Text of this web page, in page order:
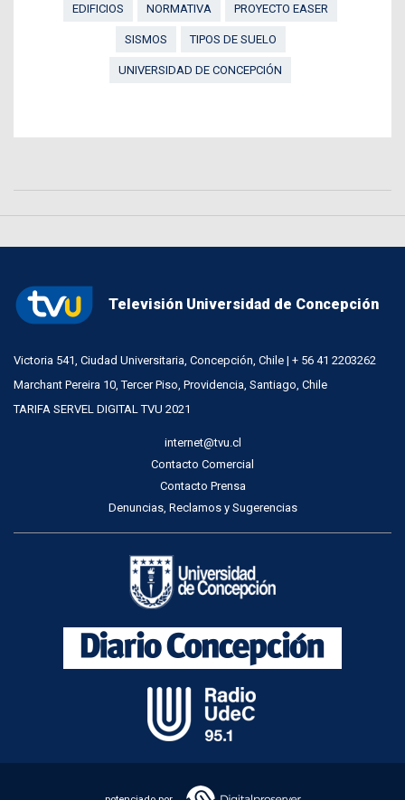
EDIFICIOS NORMATIVA PROYECTO EASER
SISMOS TIPOS DE SUELO
UNIVERSIDAD DE CONCEPCIÓN
Televisión Universidad de Concepción
Victoria 541, Ciudad Universitaria, Concepción, Chile | + 56 41 2203262
Marchant Pereira 10, Tercer Piso, Providencia, Santiago, Chile
TARIFA SERVEL DIGITAL TVU 2021
internet@tvu.cl
Contacto Comercial
Contacto Prensa
Denuncias, Reclamos y Sugerencias